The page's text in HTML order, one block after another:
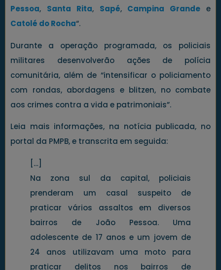
Pessoa, Santa Rita, Sapé, Campina Grande e
Catolé do Rocha“.
Durante a operação programada, os policiais
militares desenvolverão ações de polícia
comunitária, além de “intensificar o policiamento
com rondas, abordagens e blitzen, no combate
aos crimes contra a vida e patrimoniais”.
Leia mais informações, na notícia publicada, no
portal da PMPB, e transcrita em seguida:
[…]
Na zona sul da capital, policiais
prenderam um casal suspeito de
praticar vários assaltos em diversos
bairros de João Pessoa. Uma
adolescente de 17 anos e um jovem de
24 anos utilizavam uma moto para
praticar delitos nos bairros de